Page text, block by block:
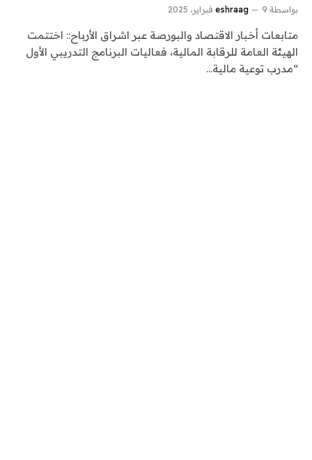
بواسطة eshraag 9 فبراير، 2025
متابعات أخبار الاقتصاد والبورصة عبر اشراق الأرباح:: اختتمت
الهيئة العامة للرقابة المالية، فعاليات البرنامج التدريبي الأول
“مدرب توعية مالية…